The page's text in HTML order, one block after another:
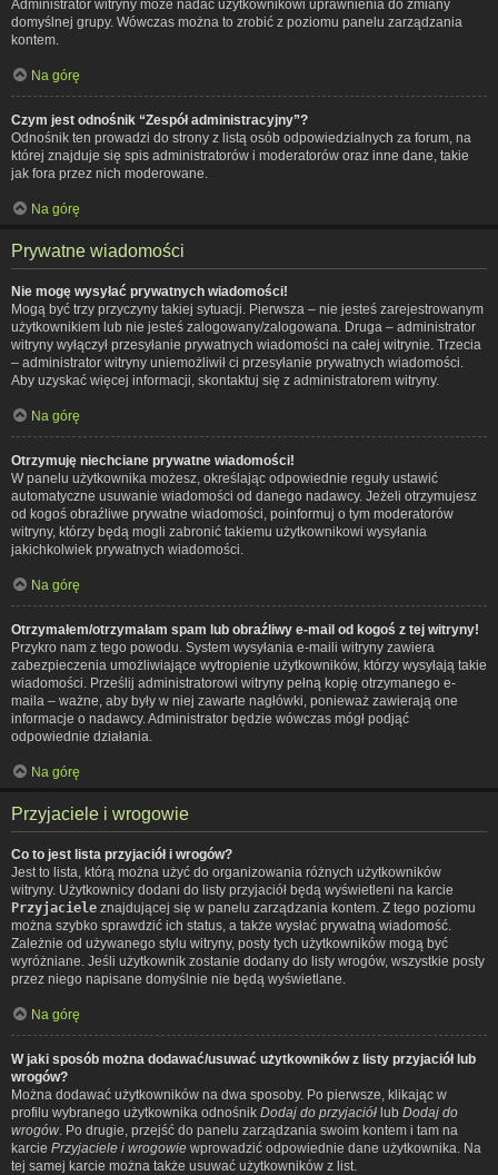
Administrator witryny może nadać użytkownikowi uprawnienia do zmiany
domyślnej grupy. Wówczas można to zrobić z poziomu panelu zarządzania
kontem.
Na górę
Czym jest odnośnik “Zespół administracyjny”?
Odnośnik ten prowadzi do strony z listą osób odpowiedzialnych za forum, na
której znajduje się spis administratorów i moderatorów oraz inne dane, takie
jak fora przez nich moderowane.
Na górę
Prywatne wiadomości
Nie mogę wysyłać prywatnych wiadomości!
Mogą być trzy przyczyny takiej sytuacji. Pierwsza – nie jesteś zarejestrowanym
użytkownikiem lub nie jesteś zalogowany/zalogowana. Druga – administrator
witryny wyłączył przesyłanie prywatnych wiadomości na całej witrynie. Trzecia
– administrator witryny uniemożliwił ci przesyłanie prywatnych wiadomości.
Aby uzyskać więcej informacji, skontaktuj się z administratorem witryny.
Na górę
Otrzymuję niechciane prywatne wiadomości!
W panelu użytkownika możesz, określając odpowiednie reguły ustawić
automatyczne usuwanie wiadomości od danego nadawcy. Jeżeli otrzymujesz
od kogoś obraźliwe prywatne wiadomości, poinformuj o tym moderatorów
witryny, którzy będą mogli zabronić takiemu użytkownikowi wysyłania
jakichkolwiek prywatnych wiadomości.
Na górę
Otrzymałem/otrzymałam spam lub obraźliwy e-mail od kogoś z tej witryny!
Przykro nam z tego powodu. System wysyłania e-maili witryny zawiera
zabezpieczenia umożliwiające wytropienie użytkowników, którzy wysyłają takie
wiadomości. Prześlij administratorowi witryny pełną kopię otrzymanego e-
maila – ważne, aby były w niej zawarte nagłówki, ponieważ zawierają one
informacje o nadawcy. Administrator będzie wówczas mógł podjąć
odpowiednie działania.
Na górę
Przyjaciele i wrogowie
Co to jest lista przyjaciół i wrogów?
Jest to lista, którą można użyć do organizowania różnych użytkowników
witryny. Użytkownicy dodani do listy przyjaciół będą wyświetleni na karcie
Przyjaciele znajdującej się w panelu zarządzania kontem. Z tego poziomu
można szybko sprawdzić ich status, a także wysłać prywatną wiadomość.
Zależnie od używanego stylu witryny, posty tych użytkowników mogą być
wyróżniane. Jeśli użytkownik zostanie dodany do listy wrogów, wszystkie posty
przez niego napisane domyślnie nie będą wyświetlane.
Na górę
W jaki sposób można dodawać/usuwać użytkowników z listy przyjaciół lub
wrogów?
Można dodawać użytkowników na dwa sposoby. Po pierwsze, klikając w
profilu wybranego użytkownika odnośnik Dodaj do przyjaciół lub Dodaj do
wrogów . Po drugie, przejść do panelu zarządzania swoim kontem i tam na
karcie Przyjaciele i wrogowie wprowadzić odpowiednie dane użytkownika. Na
tej samej karcie można także usuwać użytkowników z list.